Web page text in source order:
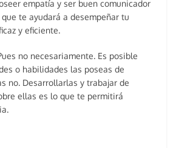
empatía y ser buen comunicador
te ayudará a desempeñar tu
y eficiente.
no necesariamente. Es posible
o habilidades las poseas de
no. Desarrollarlas y trabajar de
ellas es lo que te permitirá